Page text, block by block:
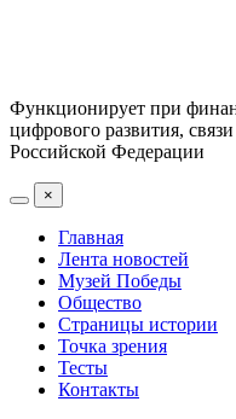
Функционирует при
цифрового развития,
Российской Федерации
×
Главная
Лента новостей
Музей Победы
Общество
Страницы истории
Точка зрения
Тесты
Контакты